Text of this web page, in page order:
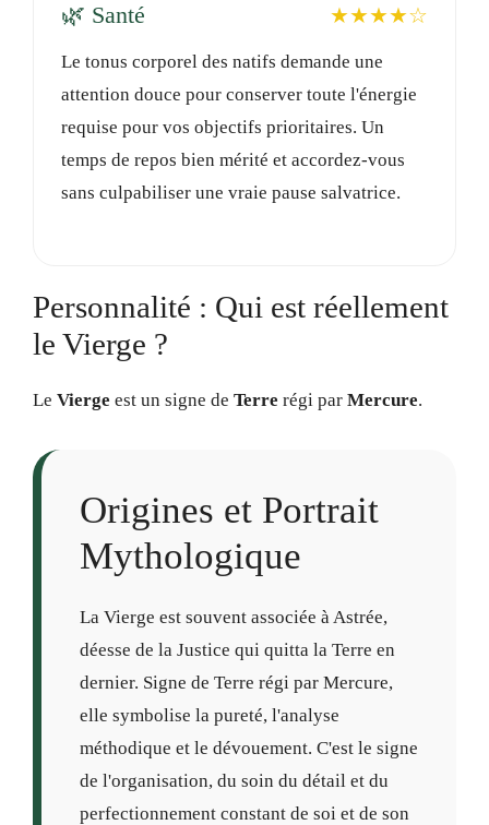
🌿 Santé ★★★★☆
Le tonus corporel des natifs demande une
attention douce pour conserver toute l'énergie
requise pour vos objectifs prioritaires. Un
temps de repos bien mérité et accordez-vous
sans culpabiliser une vraie pause salvatrice.
Personnalité : Qui est réellement
le Vierge ?
Le Vierge est un signe de Terre régi par Mercure.
Origines et Portrait
Mythologique
La Vierge est souvent associée à Astrée,
déesse de la Justice qui quitta la Terre en
dernier. Signe de Terre régi par Mercure,
elle symbolise la pureté, l'analyse
méthodique et le dévouement. C'est le signe
de l'organisation, du soin du détail et du
perfectionnement constant de soi et de son